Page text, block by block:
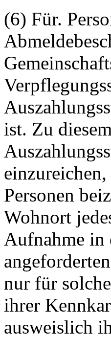
(6) Für.
ist. Zu
Personen
Wohnort
Aufnahme in
nur für
ihrer
ausweislich